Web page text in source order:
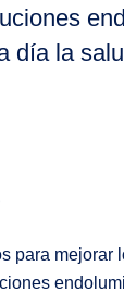
día la
para mejorar